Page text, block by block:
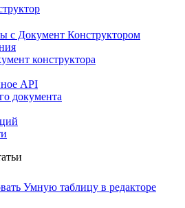
с Документ Конструктором
конструктора
API
документа
Умную таблицу в редакторе